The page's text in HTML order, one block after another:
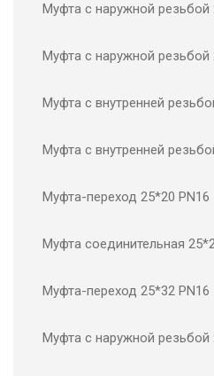
Муфта с наружной резьбой
Муфта с наружной резьбой
Муфта с внутренней
Муфта с внутренней
Муфта-переход 25*20 PN16
Муфта соединительная
Муфта-переход 25*32 PN16
Муфта с наружной резьбой